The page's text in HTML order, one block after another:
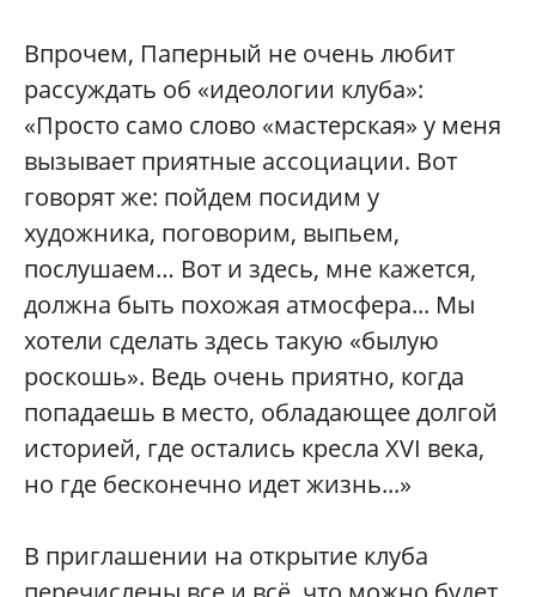
Впрочем, Паперный не очень любит
рассуждать об «идеологии клуба»:
«Просто само слово «мастерская» у меня
вызывает приятные ассоциации. Вот
говорят же: пойдем посидим у
художника, поговорим, выпьем,
послушаем… Вот и здесь, мне кажется,
должна быть похожая атмосфера... Мы
хотели сделать здесь такую «былую
роскошь». Ведь очень приятно, когда
попадаешь в место, обладающее долгой
историей, где остались кресла XVI века,
но где бесконечно идет жизнь...»
В приглашении на открытие клуба